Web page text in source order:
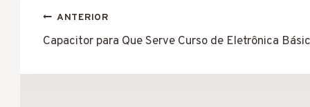
Navegação
de
Post
ANTERIOR
Capacitor para Que Serve Curso de Eletrônica